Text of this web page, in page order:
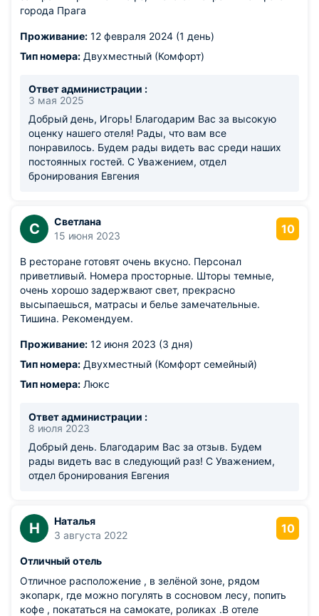
города Прага
Проживание: 12 февраля 2024 (1 день)
Тип номера: Двухместный (Комфорт)
Ответ администрации :
3 мая 2025
Добрый день, Игорь! Благодарим Вас за высокую
оценку нашего отеля! Рады, что вам все
понравилось. Будем рады видеть вас среди наших
постоянных гостей. С Уважением, отдел
бронирования Евгения
С
Светлана
15 июня 2023
10
В ресторане готовят очень вкусно. Персонал
приветливый. Номера просторные. Шторы темные,
очень хорошо задержвают свет, прекрасно
высыпаешься, матрасы и белье замечательные.
Тишина. Рекомендуем.
Проживание: 12 июня 2023 (3 дня)
Тип номера: Двухместный (Комфорт семейный)
Тип номера: Люкс
Ответ администрации :
8 июля 2023
Добрый день. Благодарим Вас за отзыв. Будем
рады видеть вас в следующий раз! С Уважением,
отдел бронирования Евгения
Н
Наталья
3 августа 2022
10
Отличный отель
Отличное расположение , в зелёной зоне, рядом
экопарк, где можно погулять в сосновом лесу, попить
кофе , покататься на самокате, роликах .В отеле